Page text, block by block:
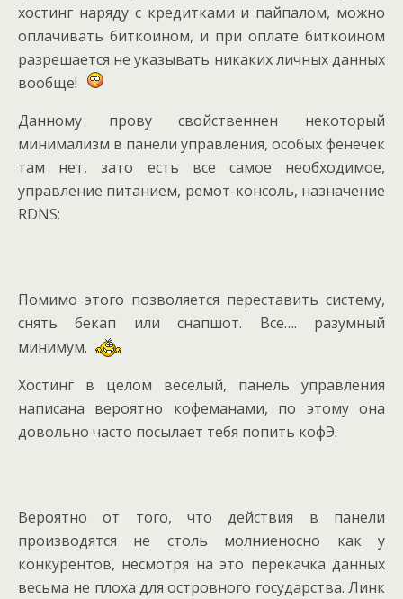
хостинг наряду с кредитками и пайпалом, можно
оплачивать биткоином, и при оплате биткоином
разрешается не указывать никаких личных данных
вообще!
Данному прову свойственнен некоторый
минимализм в панели управления, особых фенечек
там нет, зато есть все самое необходимое,
управление питанием, ремот-консоль, назначение
RDNS:
Помимо этого позволяется переставить систему,
снять бекап или снапшот. Все…. разумный
минимум.
Хостинг в целом веселый, панель управления
написана вероятно кофеманами, по этому она
довольно часто посылает тебя попить кофЭ.
Вероятно от того, что действия в панели
производятся не столь молниеносно как у
конкурентов, несмотря на это перекачка данных
весьма не плоха для островного государства. Линк